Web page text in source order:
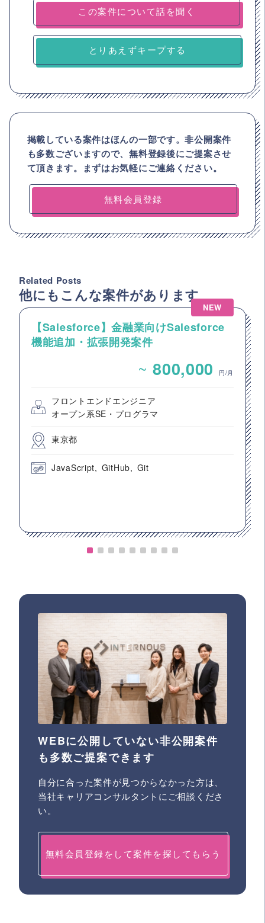
とりあえずキープする
掲載している案件はほんの一部です。非公開案件
も多数ございますので、無料登録後にご提案させ
て頂きます。まずはお気軽にご連絡ください。
無料会員登録
Related Posts
他にもこんな案件があります
NEW
【Salesforce】金融業向けSalesforce
機能追加・拡張開発案件
~ 800,000 円/月
フロントエンドエンジニア
オープン系SE・プログラマ
東京都
JavaScript GitHub Git
WEBに公開していない非公開案件
も多数ご提案できます
自分に合った案件が見つからなかった方は、
当社キャリアコンサルタントにご相談くださ
い。
無料会員登録をして案件を探してもらう